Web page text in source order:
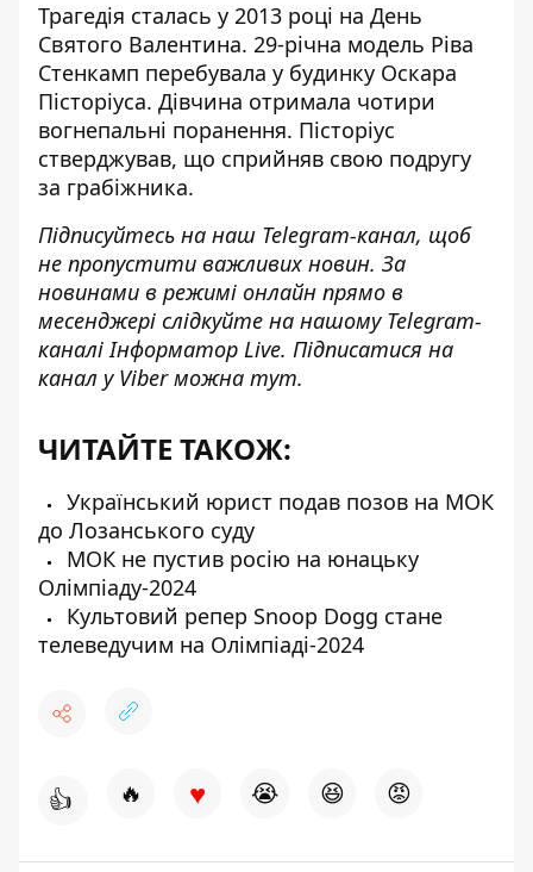
Трагедія сталась у 2013 році на День
Святого Валентина. 29-річна модель Ріва
Стенкамп перебувала у будинку Оскара
Пісторіуса. Дівчина отримала чотири
вогнепальні поранення. Пісторіус
стверджував, що сприйняв свою подругу
за грабіжника.
Підписуйтесь на наш Telegram-канал, щоб
не пропустити важливих новин. За
новинами в режимі онлайн прямо в
месенджері слідкуйте на нашому Telegram-
каналіІнформатор Live. Підписатися на
канал у Viber можна тут.
ЧИТАЙТЕ ТАКОЖ:
Український юрист подав позов на МОК
до Лозанського суду
МОК не пустив росію на юнацьку
Олімпіаду-2024
Культовий репер Snoop Dogg стане
телеведучим на Олімпіаді-2024
👍 🔥 ♥ 😭 😆 😡